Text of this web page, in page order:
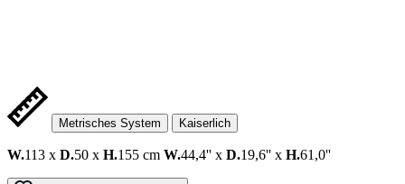
Metrisches System Kaiserlich
W.113 x D.50 x H.155 cm W.44,4'' x D.19,6'' x H.61,0''